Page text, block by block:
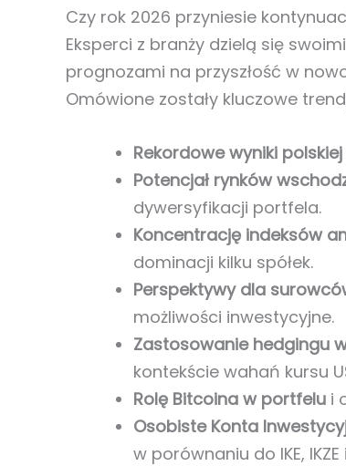
Czy rok 2026 przyniesie
Eksperci z branży dzielą się
prognozami na przyszłość w
Omówione zostały kluczowe
Rekordowe wyniki polskiej
Potencjał rynków
dywersyfikacji portfela.
Koncentrację indeksów
dominacji kilku spółek.
Perspektywy dla
możliwości inwestycyjne.
Zastosowanie hedgingu
kontekście wahań kursu
Rolę Bitcoina w portfelu i
Osobiste Konta
w porównaniu do IKE, IKZE i